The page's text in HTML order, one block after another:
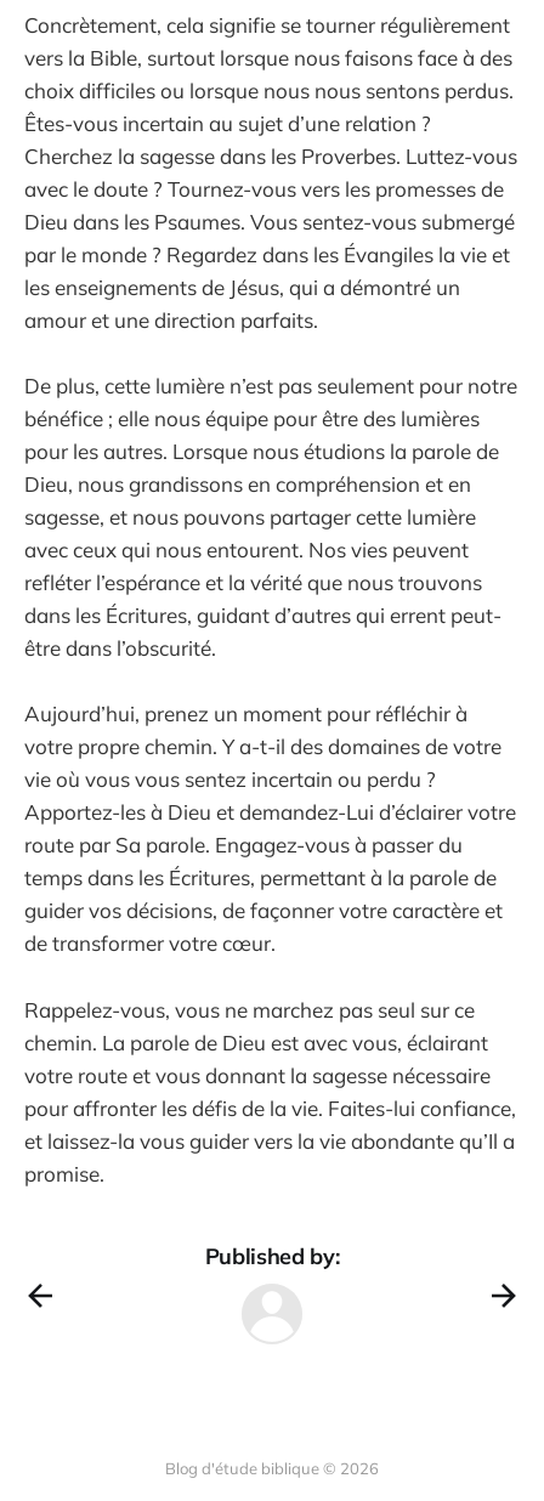
Concrètement, cela signifie se tourner régulièrement
vers la Bible, surtout lorsque nous faisons face à des
choix difficiles ou lorsque nous nous sentons perdus.
Êtes-vous incertain au sujet d’une relation ?
Cherchez la sagesse dans les Proverbes. Luttez-vous
avec le doute ? Tournez-vous vers les promesses de
Dieu dans les Psaumes. Vous sentez-vous submergé
par le monde ? Regardez dans les Évangiles la vie et
les enseignements de Jésus, qui a démontré un
amour et une direction parfaits.
De plus, cette lumière n’est pas seulement pour notre
bénéfice ; elle nous équipe pour être des lumières
pour les autres. Lorsque nous étudions la parole de
Dieu, nous grandissons en compréhension et en
sagesse, et nous pouvons partager cette lumière
avec ceux qui nous entourent. Nos vies peuvent
refléter l’espérance et la vérité que nous trouvons
dans les Écritures, guidant d’autres qui errent peut-
être dans l’obscurité.
Aujourd’hui, prenez un moment pour réfléchir à
votre propre chemin. Y a-t-il des domaines de votre
vie où vous vous sentez incertain ou perdu ?
Apportez-les à Dieu et demandez-Lui d’éclairer votre
route par Sa parole. Engagez-vous à passer du
temps dans les Écritures, permettant à la parole de
guider vos décisions, de façonner votre caractère et
de transformer votre cœur.
Rappelez-vous, vous ne marchez pas seul sur ce
chemin. La parole de Dieu est avec vous, éclairant
votre route et vous donnant la sagesse nécessaire
pour affronter les défis de la vie. Faites-lui confiance,
et laissez-la vous guider vers la vie abondante qu’Il a
promise.
Published by:
Blog d'étude biblique © 2026